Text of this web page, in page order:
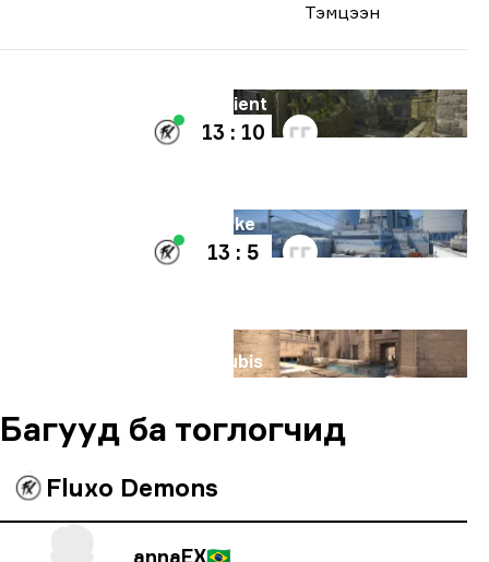
Тэмцээн
Ancient
13 : 10
Nuke
13 : 5
Anubis
Багууд ба тоглогчид
Fluxo Demons
annaEX🇧🇷